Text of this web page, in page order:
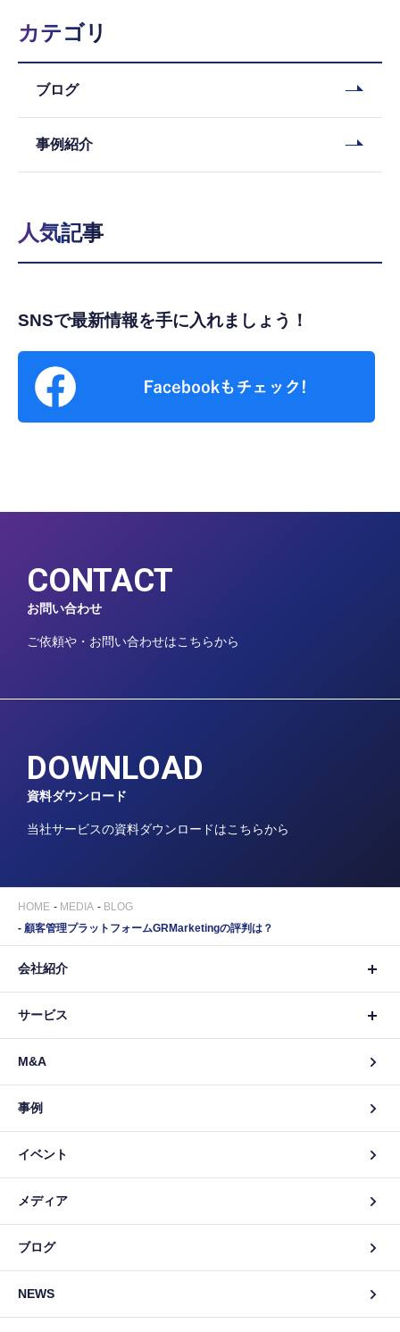
カテゴリ
ブログ
事例紹介
人気記事
SNSで最新情報を手に入れましょう！
CONTACT
お問い合わせ
ご依頼や・お問い合わせはこちらから
DOWNLOAD
資料ダウンロード
当社サービスの資料ダウンロードはこちらから
HOME MEDIA
BLOG
顧客管理プラットフォームGRMarketingの評判は？
会社紹介
サービス
M&A
事例
イベント
メディア
ブログ
NEWS